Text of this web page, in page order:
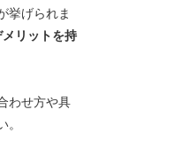
挙げられま
リットを持
わせ方や具
。